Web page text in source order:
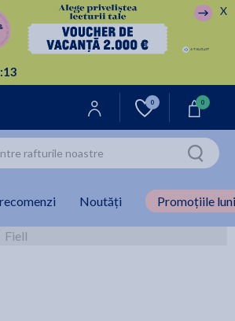
13
X
0 0
Noutăți Promoțiile
Fiell